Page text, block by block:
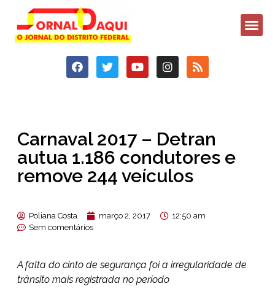
Carnaval 2017 – Detran
autua 1.186 condutores e
remove 244 veículos
Poliana Costa março 2, 2017
12:50 am
Sem comentários
A falta do cinto de segurança foi a irregularidade de
trânsito mais registrada no período